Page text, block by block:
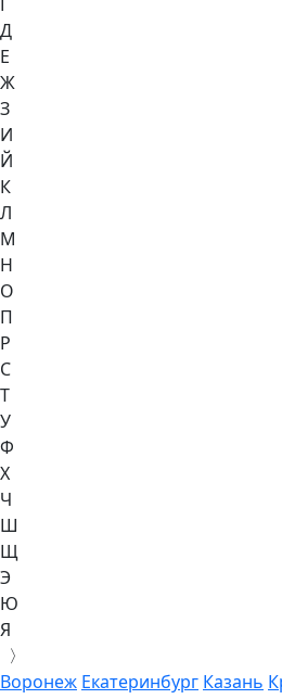
Д
Е
Ж
З
И
Й
К
Л
М
Н
О
П
Р
С
Т
У
Ф
Х
Ч
Ш
Щ
Э
Ю
Я
〉
Воронеж Екатеринбург Казань